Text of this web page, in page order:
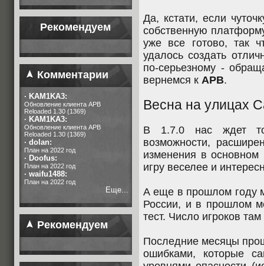
Рекомендуем
Комментарии
· KAM1KA3:
Обновление клиента APB
Reloaded 1.30 (1369)
· KAM1KA3:
Обновление клиента APB
Reloaded 1.30 (1369)
· dolan:
План на 2022 год
· Doofus:
План на 2022 год
· waifu1488:
План на 2022 год
Еще...
Рекомендуем
Да, кстати, если
собственную
уже все готово, так
удалось создать
по-серьезному -
вернемся к АРВ.
Весна на улицах
В 1.7.0 нас ждет
возможности,
изменения в
игру веселее и
А еще в прошлом году
России, и в прошлом
тест. Число игроков
Последние месяцы
ошибками, которые